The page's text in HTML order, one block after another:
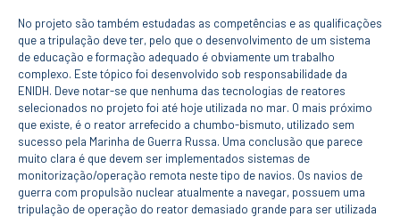
Testemunhos
BIBLIOTECA
Informação geral
Biblioteca
Insights
Utilizadores
Serviços
Gestão de
bibliografias
No projeto são também estudadas as competências e as qualificações
que a tripulação deve ter, pelo que o desenvolvimento de um sistema
de educação e formação adequado é obviamente um trabalho
complexo. Este tópico foi desenvolvido sob responsabilidade da
ENIDH. Deve notar-se que nenhuma das tecnologias de reatores
selecionados no projeto foi até hoje utilizada no mar. O mais próximo
que existe, é o reator arrefecido a chumbo-bismuto, utilizado sem
sucesso pela Marinha de Guerra Russa. Uma conclusão que parece
muito clara é que devem ser implementados sistemas de
monitorização/operação remota neste tipo de navios. Os navios de
guerra com propulsão nuclear atualmente a navegar, possuem uma
tripulação de operação do reator demasiado grande para ser utilizada